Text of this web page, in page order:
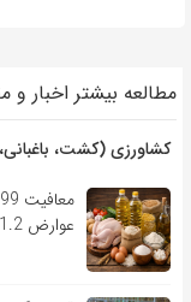
مطالعه بیشتر اخبار و
کشاورزی (کشت،
عوارض 1.2 درصدی واردات